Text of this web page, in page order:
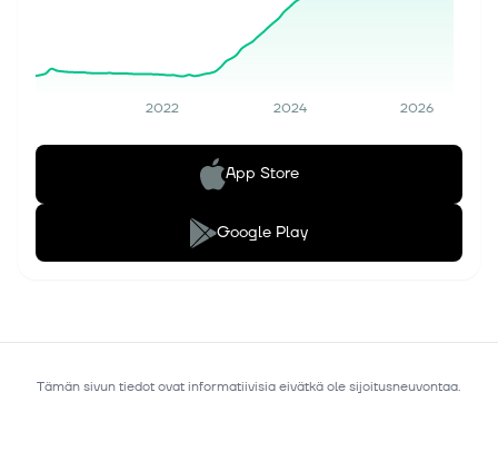
2022 2024 2026
App Store
Google Play
Tämän sivun tiedot ovat informatiivisia eivätkä ole sijoitusneuvontaa.